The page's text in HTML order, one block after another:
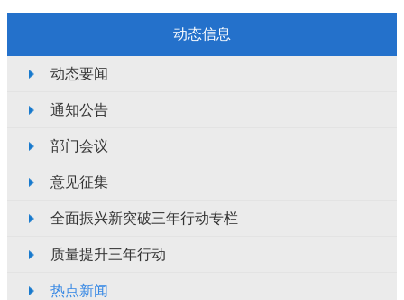
动态信息
动态要闻
通知公告
部门会议
意见征集
全面振兴新突破三年行动专栏
质量提升三年行动
热点新闻